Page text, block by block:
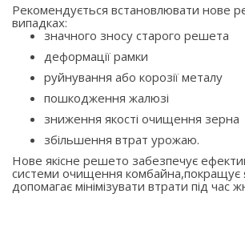
Рекомендується встановлювати нове
випадках:
значного зносу старого решета
деформації рамки
руйнування або корозії металу
пошкодження жалюзі
зниження якості очищення зерна
збільшення втрат урожаю.
Нове якісне решето забезпечує
системи очищення комбайна,покращує
допомагає мінімізувати втрати під час